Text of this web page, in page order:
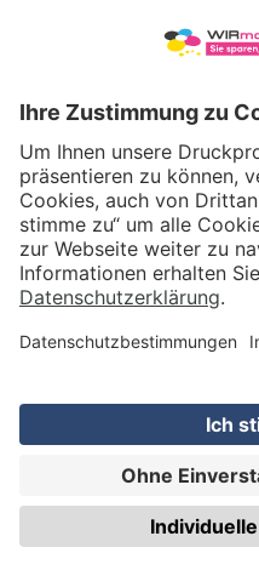
VERSAND
WIRmachenDRUCK GmbH